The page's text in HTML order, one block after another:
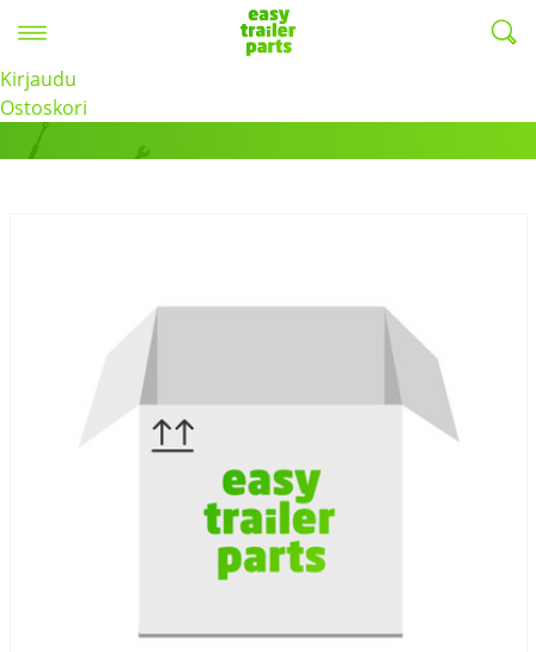
Kirjaudu
Ostoskori
Tuotteet